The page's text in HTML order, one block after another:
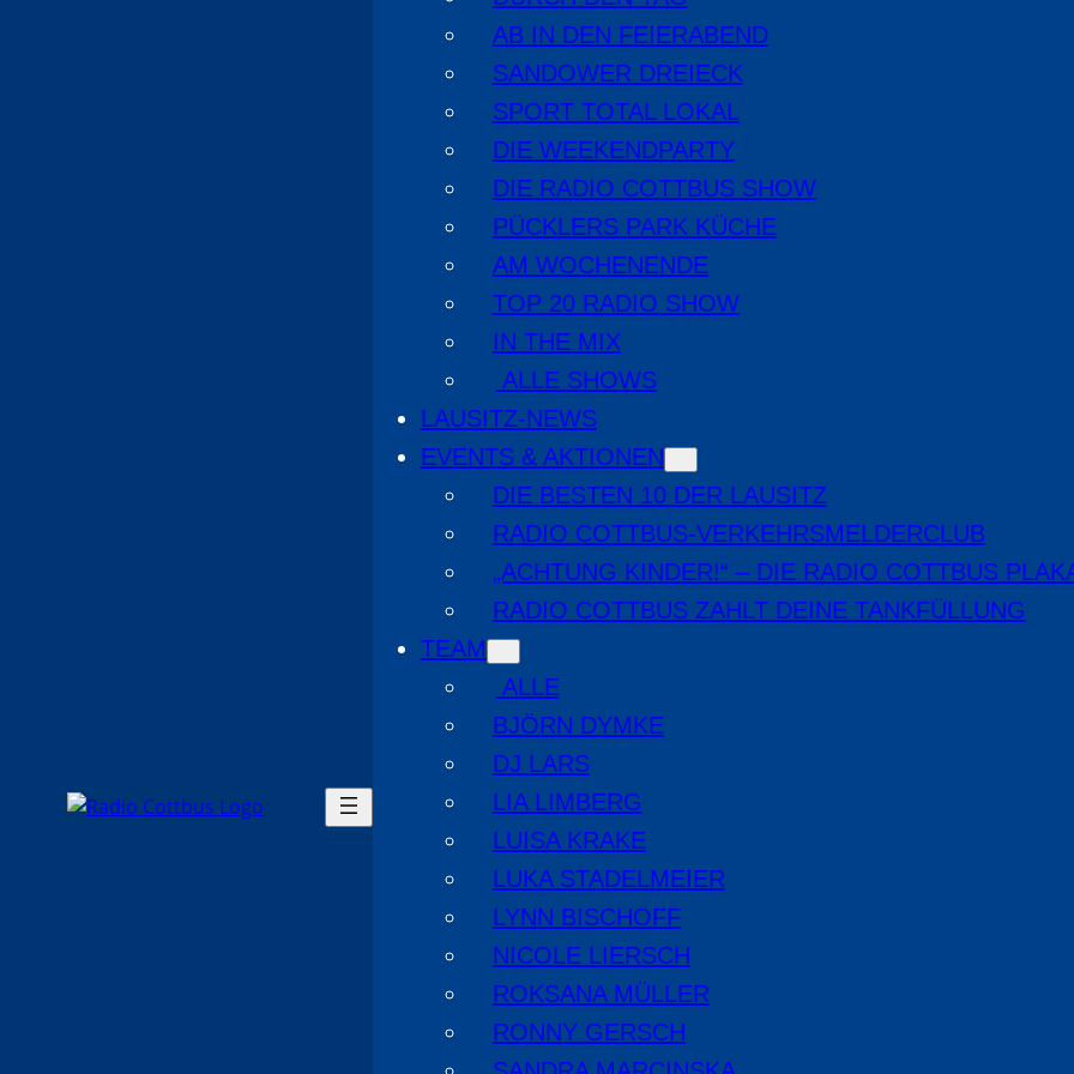
AB IN DEN FEIERABEND
SANDOWER DREIECK
SPORT TOTAL LOKAL
DIE WEEKENDPARTY
DIE RADIO COTTBUS SHOW
PÜCKLERS PARK KÜCHE
AM WOCHENENDE
TOP 20 RADIO SHOW
IN THE MIX
ALLE SHOWS
LAUSITZ-NEWS
EVENTS & AKTIONEN
DIE BESTEN 10 DER LAUSITZ
RADIO COTTBUS-VERKEHRSMELDERCLUB
„ACHTUNG KINDER!“ – DIE RADIO COTTBUS
RADIO COTTBUS ZAHLT DEINE TANKFÜLLUNG
TEAM
ALLE
BJÖRN DYMKE
DJ LARS
LIA LIMBERG
LUISA KRAKE
LUKA STADELMEIER
LYNN BISCHOFF
NICOLE LIERSCH
ROKSANA MÜLLER
RONNY GERSCH